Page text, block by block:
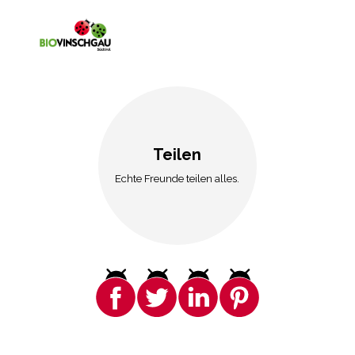
Teilen
Echte Freunde teilen alles.